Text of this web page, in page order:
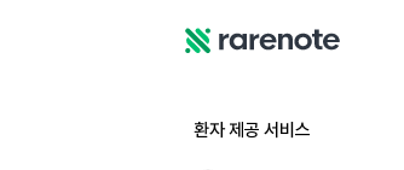
트
환자 제공 서비스